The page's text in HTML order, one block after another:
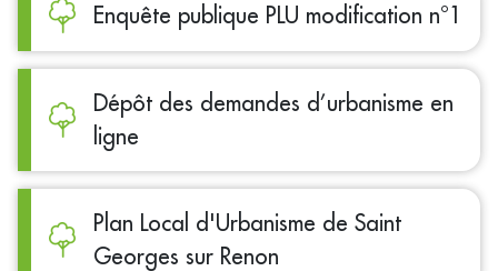
Enquête publique PLU modification n°1
Dépôt des demandes d’urbanisme en
ligne
Plan Local d'Urbanisme de Saint
Georges sur Renon